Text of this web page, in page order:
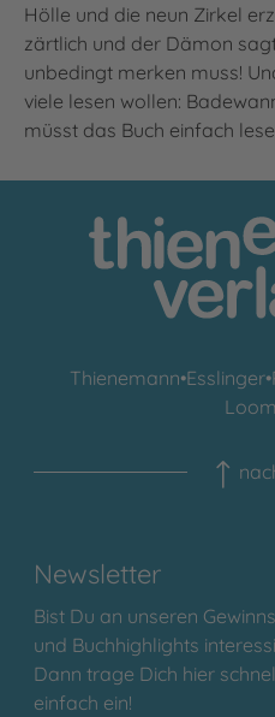
Hölle und die neun Zirkel
zärtlich und der Dämon
unbedingt merken muss!
viele lesen wollen:
müsst das Buch einfach
Thienemann•Esslinger•
Newsletter
Bist Du an unseren
und Buchhighlights
Dann trage Dich hier
einfach ein!